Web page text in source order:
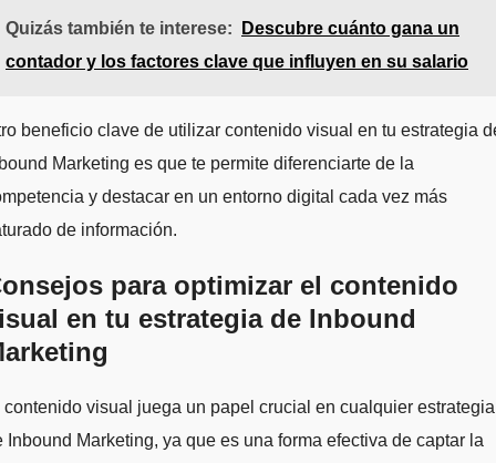
Quizás también te interese:
Descubre cuánto gana un
contador y los factores clave que influyen en su salario
beneficio clave de utilizar contenido visual en tu estrategia
Marketing es que te permite diferenciarte de la
y destacar en un entorno digital cada vez más
de información.
para optimizar el contenido
en tu estrategia de Inbound
contenido visual juega un papel crucial en cualquier estrategia
Inbound Marketing, ya que es una forma efectiva de captar la